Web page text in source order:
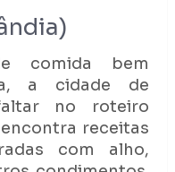
comida bem
a cidade de
no roteiro
receitas
com alho,